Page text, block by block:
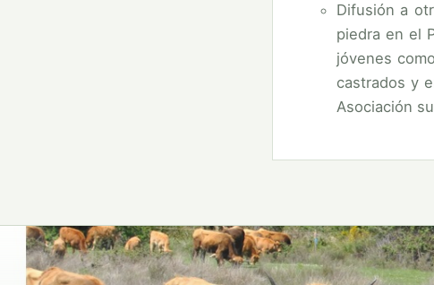
Difusión a
piedra en el
jóvenes
castrados y
Asociación